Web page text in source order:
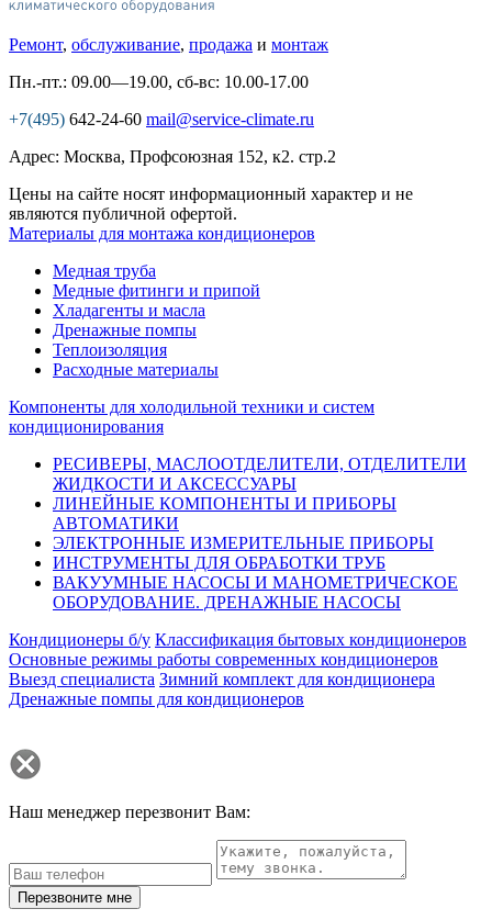
Ремонт, обслуживание, продажа и монтаж
Пн.-пт.: 09.00—19.00, сб-вс: 10.00-17.00
+7(495) 642-24-60 mail@service-climate.ru
Адрес: Москва, Профсоюзная 152, к2. стр.2
Цены на сайте носят информационный характер и не
являются публичной офертой.
Материалы для монтажа кондиционеров
Медная труба
Медные фитинги и припой
Хладагенты и масла
Дренажные помпы
Теплоизоляция
Расходные материалы
Компоненты для холодильной техники и систем
кондиционирования
РЕСИВЕРЫ, МАСЛООТДЕЛИТЕЛИ, ОТДЕЛИТЕЛИ
ЖИДКОСТИ И АКСЕССУАРЫ
ЛИНЕЙНЫЕ КОМПОНЕНТЫ И ПРИБОРЫ
АВТОМАТИКИ
ЭЛЕКТРОННЫЕ ИЗМЕРИТЕЛЬНЫЕ ПРИБОРЫ
ИНСТРУМЕНТЫ ДЛЯ ОБРАБОТКИ ТРУБ
ВАКУУМНЫЕ НАСОСЫ И МАНОМЕТРИЧЕСКОЕ
ОБОРУДОВАНИЕ. ДРЕНАЖНЫЕ НАСОСЫ
Кондиционеры б/у Классификация бытовых кондиционеров
Основные режимы работы современных кондиционеров
Выезд специалиста Зимний комплект для кондиционера
Дренажные помпы для кондиционеров
Наш менеджер перезвонит Вам:
Перезвоните мне